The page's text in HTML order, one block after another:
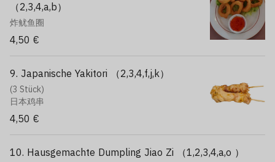
（2,3,4,a,b）
炸鱿鱼圈
4,50 €
9. Japanische Yakitori （2,3,4,f,j,k）
(3 Stück)
日本鸡串
4,50 €
10. Hausgemachte Dumpling Jiao Zi （1,2,3,4,a,o ）